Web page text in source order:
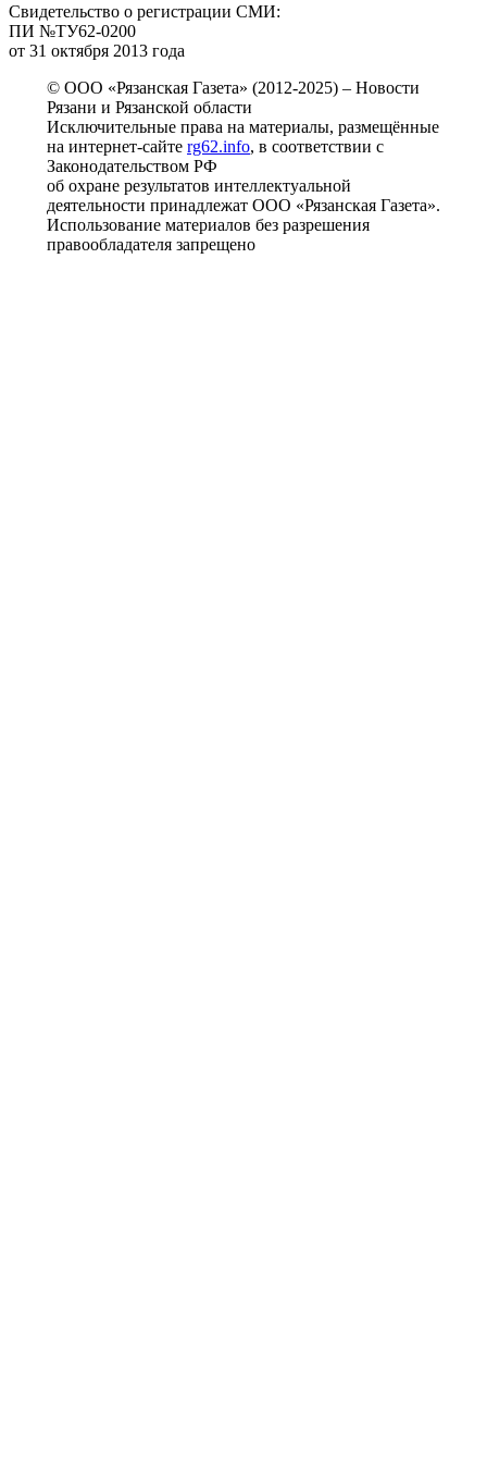
Свидетельство о регистрации СМИ:
ПИ №ТУ62-0200
от 31 октября 2013 года
© ООО «Рязанская Газета» (2012-2025) – Новости
Рязани и Рязанской области
Исключительные права на материалы, размещённые
на интернет-сайте rg62.info, в соответствии с
Законодательством РФ
об охране результатов интеллектуальной
деятельности принадлежат ООО «Рязанская Газета».
Использование материалов без разрешения
правообладателя запрещено